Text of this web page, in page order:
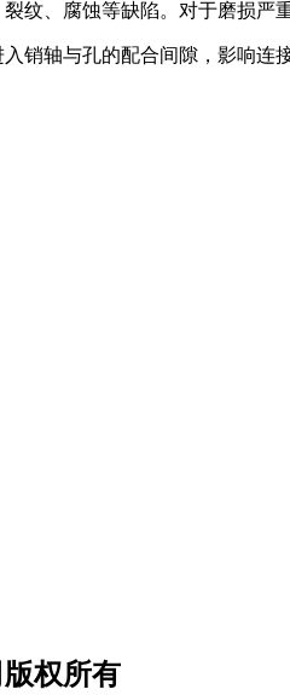
纹、腐蚀等缺陷。对于磨损严
销轴与孔的配合间隙，影响连
版权所有